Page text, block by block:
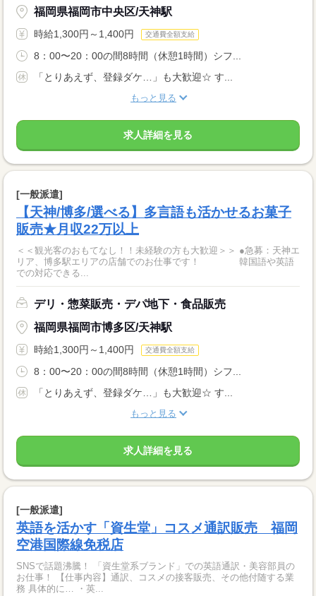
福岡県福岡市中央区/天神駅
時給1,300円～1,400円 交通費全額支給
8：00〜20：00の間8時間（休憩1時間）シフ...
「とりあえず、登録ダケ…」も大歓迎☆ す...
もっと見る
求人詳細を見る
[一般派遣]
【天神/博多/選べる】多言語も活かせるお菓子
販売★月収22万以上
＜＜観光客のおもてなし！！未経験の方も大歓迎＞＞ ●急募：天神エ
リア、博多駅エリアの店舗でのお仕事です！ 韓国語や英語
での対応できる...
デリ・惣菜販売・デパ地下・食品販売
福岡県福岡市博多区/天神駅
時給1,300円～1,400円 交通費全額支給
8：00〜20：00の間8時間（休憩1時間）シフ...
「とりあえず、登録ダケ…」も大歓迎☆ す...
もっと見る
求人詳細を見る
[一般派遣]
英語を活かす「資生堂」コスメ通訳販売 福岡
空港国際線免税店
SNSで話題沸騰！ 「資生堂系ブランド」での英語通訳・美容部員の
お仕事！ 【仕事内容】通訳、コスメの接客販売、その他付随する業
務 具体的に… ・英...